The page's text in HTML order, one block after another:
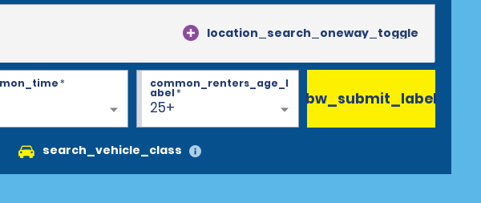
location_search_oneway_toggle
*
25+
common_renters_age_l
abel*
search_vehicle_class
bw_submit_label